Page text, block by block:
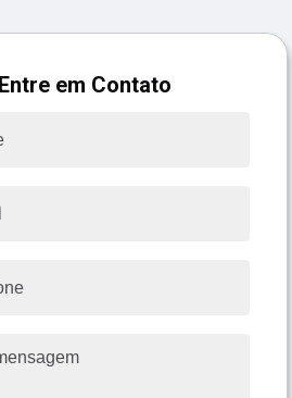
Entre em Contato